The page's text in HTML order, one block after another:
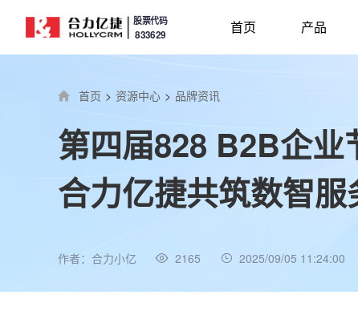
股票代码
833629 首页 产品
首页 > 资源中心 > 品牌资讯
第四届828 B2B企
合力亿捷共筑数智
作者：合力小亿 2165 2025/09/05 11:24:00